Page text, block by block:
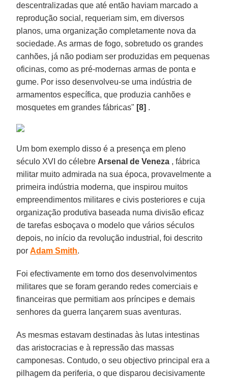
descentralizadas que até então haviam marcado a
reprodução social, requeriam sim, em diversos
planos, uma organização completamente nova da
sociedade. As armas de fogo, sobretudo os grandes
canhões, já não podiam ser produzidas em pequenas
oficinas, como as pré-modernas armas de ponta e
gume. Por isso desenvolveu-se uma indústria de
armamentos específica, que produzia canhões e
mosquetes em grandes fábricas" [8] .
Um bom exemplo disso é a presença em pleno
século XVI do célebre Arsenal de Veneza , fábrica
militar muito admirada na sua época, provavelmente a
primeira indústria moderna, que inspirou muitos
empreendimentos militares e civis posteriores e cuja
organização produtiva baseada numa divisão eficaz
de tarefas esboçava o modelo que vários séculos
depois, no início da revolução industrial, foi descrito
porAdam Smith.
Foi efectivamente em torno dos desenvolvimentos
militares que se foram gerando redes comerciais e
financeiras que permitiam aos príncipes e demais
senhores da guerra lançarem suas aventuras.
As mesmas estavam destinadas às lutas intestinas
das aristocracias e à repressão das massas
camponesas. Contudo, o seu objectivo principal era a
pilhagem da periferia, o que disparou decisivamente